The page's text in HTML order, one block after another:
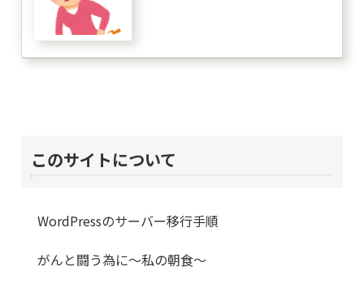
このサイトについて
WordPressのサーバー移行手順
がんと闘う為に～私の朝食～